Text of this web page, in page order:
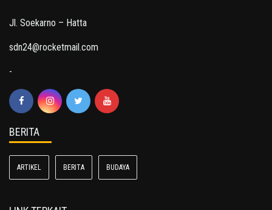
Jl. Soekarno – Hatta
sdn24@rocketmail.com
-
BERITA
ARTIKEL BERITA BUDAYA